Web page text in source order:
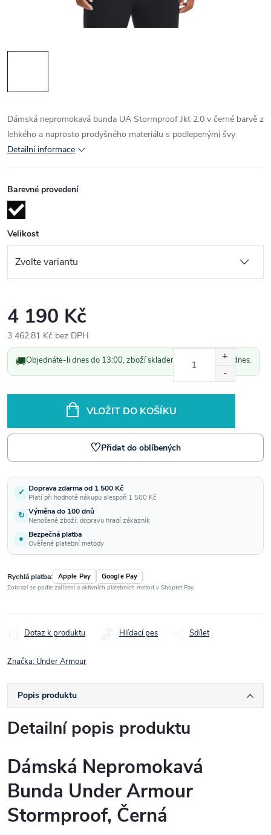
Dámská nepromokavá bunda UA Stormproof Jkt 2.0 v černé barvě z
lehkého a naprosto prodyšného materiálu s podlepenými švy
Detailní informace
Barevné provedení
Velikost
4 190 Kč
3 462,81 Kč bez DPH
Měrná
cena:
🚚Objednáte-li dnes do 13:00, zboží skladem odešleme ještě dnes.
VLOŽIT DO KOŠÍKU
♡Přidat do oblíbených
✓ Doprava zdarma od 1 500 Kč
Platí při hodnotě nákupu alespoň 1 500 Kč
↻ Výměna do 100 dnů
Nenošené zboží; dopravu hradí zákazník
● Bezpečná platba
Ověřené platební metody
Rychlá platba: Apple Pay Google Pay
Zobrazí se podle zařízení a aktivních platebních metod v Shoptet Pay.
Dotaz k produktu Hlídací pes Sdílet
Značka: Under Armour
Popis produktu
Detailní popis produktu
Dámská Nepromokavá
Bunda Under Armour
Stormproof, Černá